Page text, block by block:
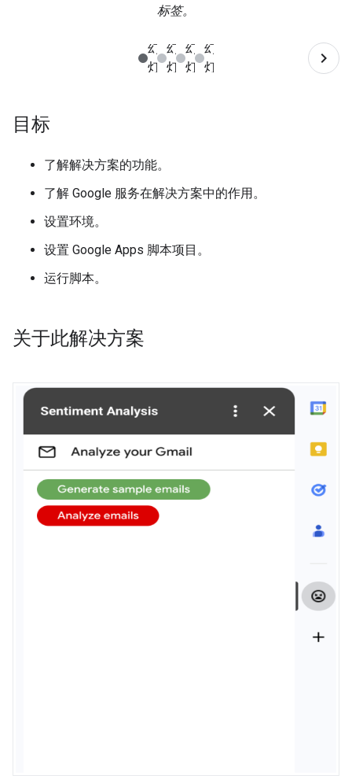
标签。
目标
了解解决方案的功能。
了解 Google 服务在解决方案中的作用。
设置环境。
设置 Google Apps 脚本项目。
运行脚本。
关于此解决方案